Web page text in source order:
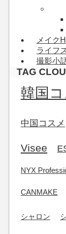
メイク
ライフ
撮影小
TAG
韓国
中国コスメ
Visee
NYX
CANMAKE
シャロン